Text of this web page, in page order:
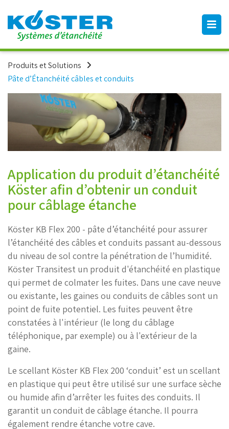
Produits et Solutions
Pâte d’Étanchéité câbles et conduits
Application du produit d’étanchéité
Köster afin d’obtenir un conduit
pour câblage étanche
Köster KB Flex 200 - pâte d’étanchéité pour assurer
l’étanchéité des câbles et conduits passant au-dessous
du niveau de sol contre la pénétration de l’humidité.
Köster Transitest un produit d'étanchéité en plastique
qui permet de colmater les fuites. Dans une cave neuve
ou existante, les gaines ou conduits de câbles sont un
point de fuite potentiel. Les fuites peuvent être
constatées à l'intérieur (le long du câblage
téléphonique, par exemple) ou à l'extérieur de la
gaine.
Le scellant Köster KB Flex 200 ‘conduit’ est un scellant
en plastique qui peut être utilisé sur une surface sèche
ou humide afin d’arrêter les fuites des conduits. Il
garantit un conduit de câblage étanche. Il pourra
également rendre étanche votre cave.